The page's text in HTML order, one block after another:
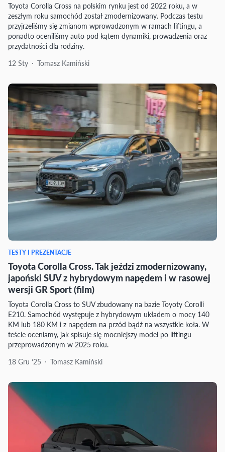
Toyota Corolla Cross na polskim rynku jest od 2022 roku, a w
zeszłym roku samochód został zmodernizowany. Podczas testu
przyjrzeliśmy się zmianom wprowadzonym w ramach liftingu, a
ponadto oceniliśmy auto pod kątem dynamiki, prowadzenia oraz
przydatności dla rodziny.
12 Sty
Tomasz Kamiński
TESTY I PREZENTACJE
Toyota Corolla Cross. Tak jeździ zmodernizowany,
japoński SUV z hybrydowym napędem i w rasowej
wersji GR Sport (film)
Toyota Corolla Cross to SUV zbudowany na bazie Toyoty Corolli
E210. Samochód występuje z hybrydowym układem o mocy 140
KM lub 180 KM i z napędem na przód bądź na wszystkie koła. W
teście oceniamy, jak spisuje się mocniejszy model po liftingu
przeprowadzonym w 2025 roku.
18 Gru ‘25
Tomasz Kamiński